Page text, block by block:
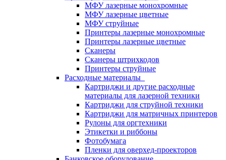
МФУ лазерные монохромные
МФУ лазерные цветные
МФУ струйные
Принтеры лазерные монохромные
Принтеры лазерные цветные
Сканеры
Сканеры штрихкодов
Принтеры струйные
Расходные материалы
Картриджи и другие расходные
материалы для лазерной техники
Картриджи для струйной техники
Картриджи для матричных принтеров
Рулоны для оргтехники
Этикетки и риббоны
Фотобумага
Пленки для оверхед-проекторов